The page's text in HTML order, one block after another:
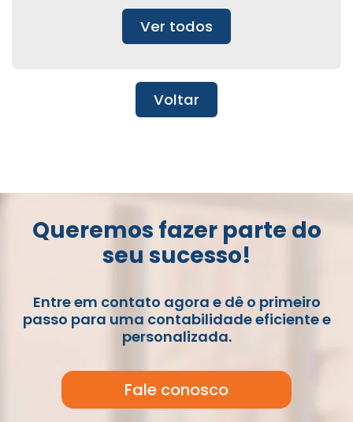
Ver todos
Voltar
Queremos fazer parte do
seu sucesso!
Entre em contato agora e dê o primeiro
passo para uma contabilidade eficiente e
personalizada.
Fale conosco